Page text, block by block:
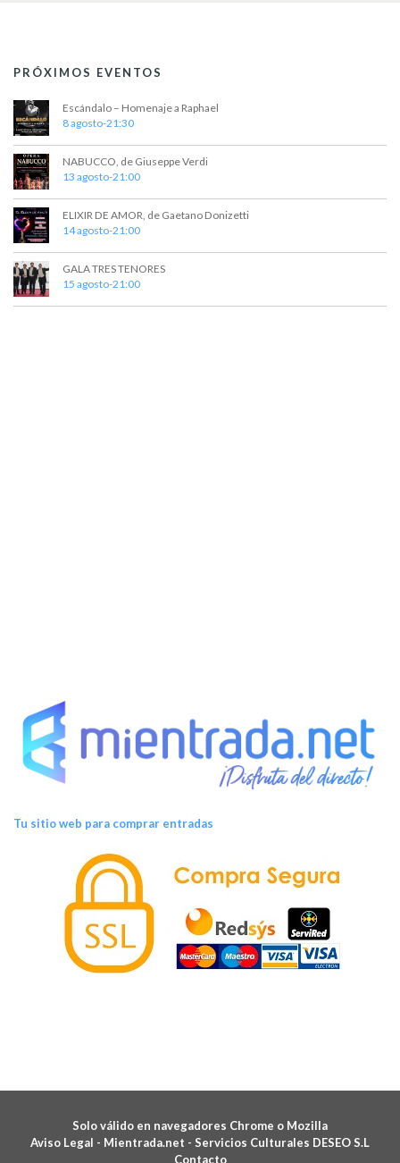
PRÓXIMOS EVENTOS
Escándalo – Homenaje a Raphael
8 agosto-21:30
NABUCCO, de Giuseppe Verdi
13 agosto-21:00
ELIXIR DE AMOR, de Gaetano Donizetti
14 agosto-21:00
GALA TRES TENORES
15 agosto-21:00
Tu sitio web para comprar entradas
Solo válido en navegadores Chrome o Mozilla
Aviso Legal - Mientrada.net - Servicios Culturales DESEO S.L
Contacto